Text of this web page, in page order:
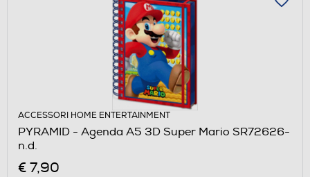
ACCESSORI HOME ENTERTAINMENT
PYRAMID - Agenda A5 3D Super Mario SR72626-
n.d.
€ 7,90